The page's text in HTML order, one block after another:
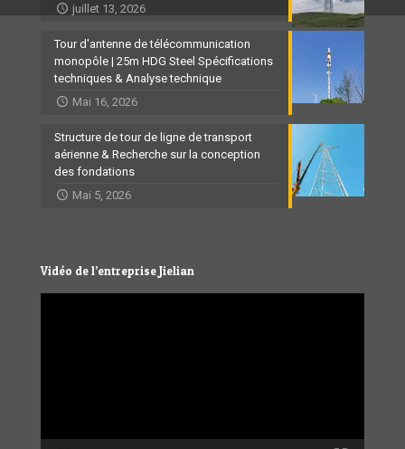
juillet 13, 2026
Tour d'antenne de télécommunication
monopôle | 25m HDG Steel Spécifications
techniques & Analyse technique
Mai 16, 2026
Structure de tour de ligne de transport
aérienne & Recherche sur la conception
des fondations
Mai 5, 2026
Vidéo de l’entreprise Jielian